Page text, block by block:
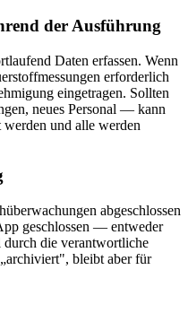
der Ausführung
Daten erfassen. Wenn
erforderlich
eingetragen. Sollten
neues Personal — kann
werden und alle werden
abgeschlossen
geschlossen — entweder
die verantwortliche
bleibt aber für